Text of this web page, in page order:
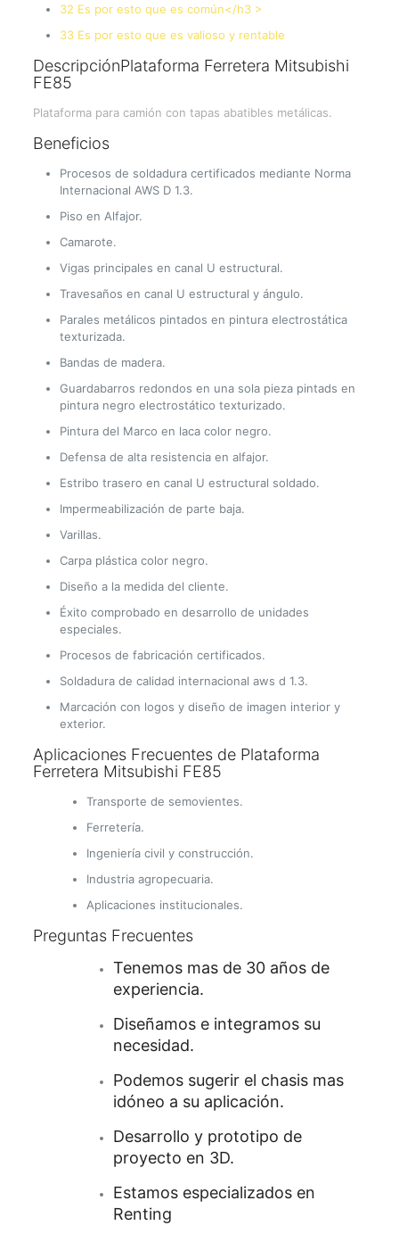
32 Es por esto que es común</h3 >
33 Es por esto que es valioso y rentable
DescripciónPlataforma Ferretera Mitsubishi
FE85
Plataforma para camión con tapas abatibles metálicas.
Beneficios
Procesos de soldadura certificados mediante Norma
Internacional AWS D 1.3.
Piso en Alfajor.
Camarote.
Vigas principales en canal U estructural.
Travesaños en canal U estructural y ángulo.
Parales metálicos pintados en pintura electrostática
texturizada.
Bandas de madera.
Guardabarros redondos en una sola pieza pintads en
pintura negro electrostático texturizado.
Pintura del Marco en laca color negro.
Defensa de alta resistencia en alfajor.
Estribo trasero en canal U estructural soldado.
Impermeabilización de parte baja.
Varillas.
Carpa plástica color negro.
Diseño a la medida del cliente.
Éxito comprobado en desarrollo de unidades
especiales.
Procesos de fabricación certificados.
Soldadura de calidad internacional aws d 1.3.
Marcación con logos y diseño de imagen interior y
exterior.
Aplicaciones Frecuentes de Plataforma
Ferretera Mitsubishi FE85
Transporte de semovientes.
Ferretería.
Ingeniería civil y construcción.
Industria agropecuaria.
Aplicaciones institucionales.
Preguntas Frecuentes
Tenemos mas de 30 años de
experiencia.
Diseñamos e integramos su
necesidad.
Podemos sugerir el chasis mas
idóneo a su aplicación.
Desarrollo y prototipo de
proyecto en 3D.
Estamos especializados en
Renting